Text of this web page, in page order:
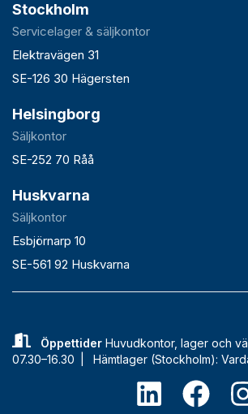
Stockholm
Servicelager & säljkontor
Elektravägen 31
SE-126 30 Hägersten
Helsingborg
Säljkontor
SE-252 70 Råå
Huskvarna
Säljkontor
Esbjörnarp 10
SE-561 92 Huskvarna
ÖppettiderHuvudkontor, lager och
07.30–16.30 | Hämtlager (Stockholm):